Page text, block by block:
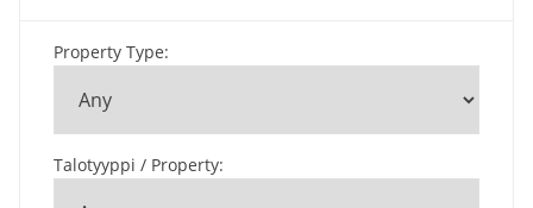
Property Type:
Talotyyppi / Property: